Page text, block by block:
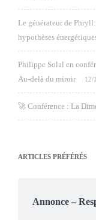
Le générateur de
hypothèses
Philippe Solal en
Au-delà du miroir
12/
🚀 Conférence : La
ARTICLES PRÉFÉRÉS
Annonce –